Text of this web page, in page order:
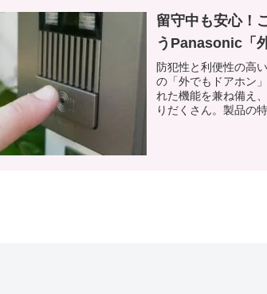
留守中も安心！
うPanasonic「
防犯性と利便性の高
の「外でもドアホン
れた機能を兼ね備え
りだくさん。製品の